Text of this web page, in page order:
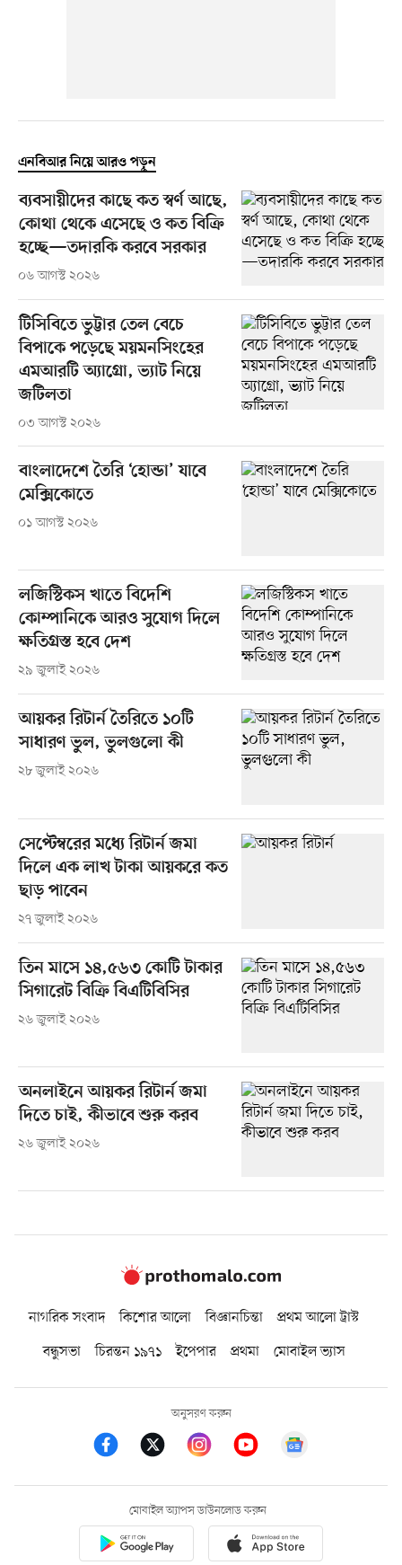
এনবিআর নিয়ে আরও পড়ুন
ব্যবসায়ীদের কাছে কত স্বর্ণ আছে,
কোথা থেকে এসেছে ও কত বিক্রি
হচ্ছে—তদারকি করবে সরকার
০৬ আগস্ট ২০২৬
টিসিবিতে ভুট্টার তেল বেচে
বিপাকে পড়েছে ময়মনসিংহের
এমআরটি অ্যাগ্রো, ভ্যাট নিয়ে
জটিলতা
০৩ আগস্ট ২০২৬
বাংলাদেশে তৈরি ‘হোন্ডা’ যাবে
মেক্সিকোতে
০১ আগস্ট ২০২৬
লজিস্টিকস খাতে বিদেশি
কোম্পানিকে আরও সুযোগ দিলে
ক্ষতিগ্রস্ত হবে দেশ
২৯ জুলাই ২০২৬
আয়কর রিটার্ন তৈরিতে ১০টি
সাধারণ ভুল, ভুলগুলো কী
২৮ জুলাই ২০২৬
সেপ্টেম্বরের মধ্যে রিটার্ন জমা
দিলে এক লাখ টাকা আয়করে কত
ছাড় পাবেন
২৭ জুলাই ২০২৬
তিন মাসে ১৪,৫৬৩ কোটি টাকার
সিগারেট বিক্রি বিএটিবিসির
২৬ জুলাই ২০২৬
অনলাইনে আয়কর রিটার্ন জমা
দিতে চাই, কীভাবে শুরু করব
২৬ জুলাই ২০২৬
নাগরিক সংবাদ কিশোর আলো বিজ্ঞানচিন্তা
প্রথম আলো ট্রাস্ট
বন্ধুসভা
চিরন্তন ১৯৭১ ইপেপার প্রথমা মোবাইল ভ্যাস
অনুসরণ করুন
মোবাইল অ্যাপস ডাউনলোড করুন